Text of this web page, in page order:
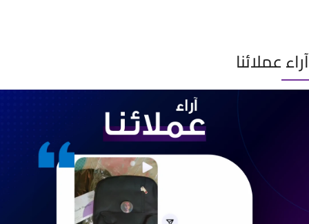
آراء عملائنا